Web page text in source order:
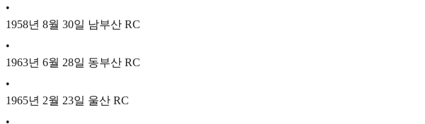
•
1958년 8월 30일 남부산 RC
•
1963년 6월 28일 동부산 RC
•
1965년 2월 23일 울산 RC
•